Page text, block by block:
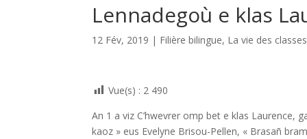
Lennadegoù e klas
12 Fév, 2019 | Filière bilingue, La vie des classes
Vue(s) : 2 490
An 1 a viz C’hwevrer omp bet e klas Laurence,
kaoz » eus Evelyne Brisou-Pellen, « Brasañ